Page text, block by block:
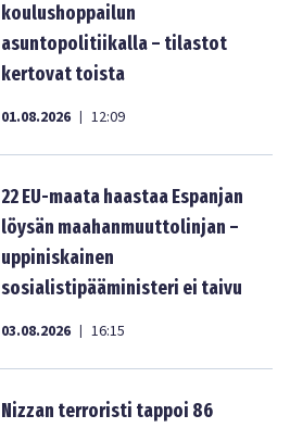
koulushoppailun
asuntopolitiikalla – tilastot
kertovat toista
01.08.2026 | 12:09
22 EU-maata haastaa Espanjan
löysän maahanmuuttolinjan –
uppiniskainen
sosialistipääministeri ei taivu
03.08.2026 | 16:15
Nizzan terroristi tappoi 86